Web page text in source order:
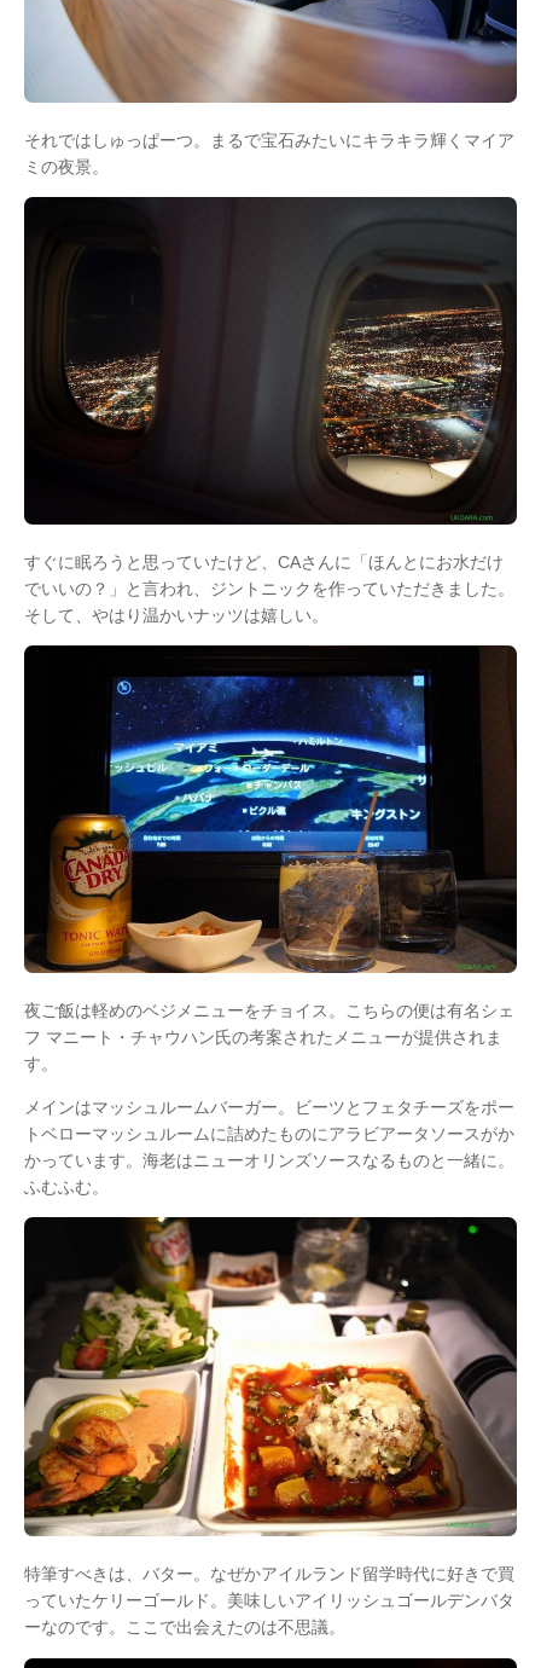
それではしゅっぱーつ。まるで宝石みたいにキラキラ輝くマイア
ミの夜景。
すぐに眠ろうと思っていたけど、CAさんに「ほんとにお水だけ
でいいの？」と言われ、ジントニックを作っていただきました。
そして、やはり温かいナッツは嬉しい。
夜ご飯は軽めのベジメニューをチョイス。こちらの便は有名シェ
フ マニート・チャウハン氏の考案されたメニューが提供されま
す。
メインはマッシュルームバーガー。ビーツとフェタチーズをポー
トベローマッシュルームに詰めたものにアラビアータソースがか
かっています。海老はニューオリンズソースなるものと一緒に。
ふむふむ。
特筆すべきは、バター。なぜかアイルランド留学時代に好きで買
っていたケリーゴールド。美味しいアイリッシュゴールデンバタ
ーなのです。ここで出会えたのは不思議。